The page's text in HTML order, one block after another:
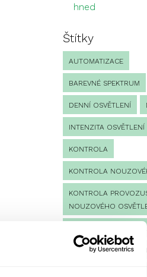
hned
Štítky
AUTOMATIZACE
BAREVNÉ SPEKTRUM
DENNÍ OSVĚTLENÍ
INTENZITA OSVĚTLENÍ
KONTROLA
KONTROLA
KONTROLA
NOUZOVÉHO
LED NOUZOVÉ
MĚŘENÍ MĚŘENÍ